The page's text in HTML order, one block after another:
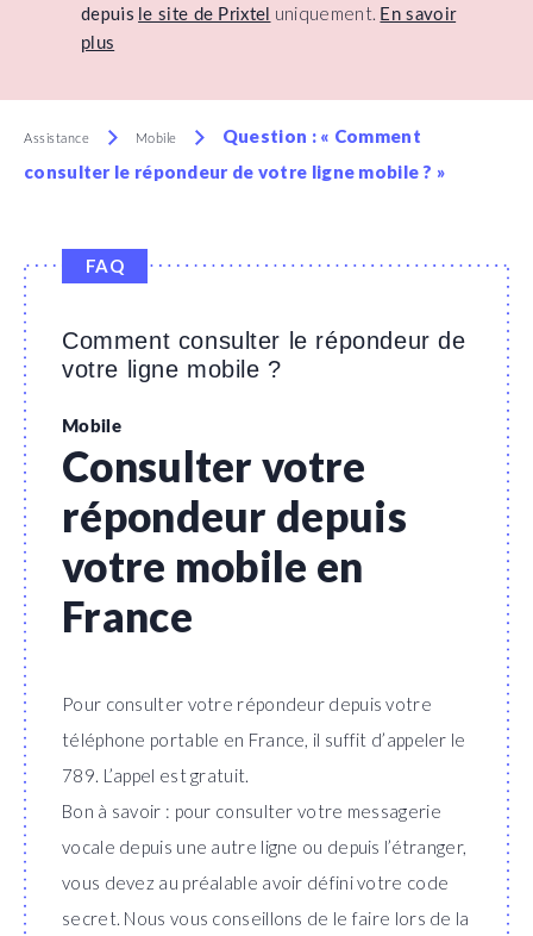
depuis le site de Prixtel uniquement. En savoir
plus
Assistance Mobile
Question : « Comment
consulter le répondeur de votre ligne mobile ? »
Comment consulter le répondeur de
votre ligne mobile ?
Mobile
Consulter votre
répondeur depuis
votre mobile en
France
Pour consulter votre répondeur depuis votre
téléphone portable en France, il suffit d’appeler le
789. L’appel est gratuit.
Bon à savoir : pour consulter votre messagerie
vocale depuis une autre ligne ou depuis l’étranger,
vous devez au préalable avoir défini votre code
secret. Nous vous conseillons de le faire lors de la